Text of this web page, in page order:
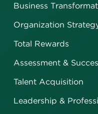
Business
Organization
Total Rewards
Assessment &
Talent Acquisition
Leadership &